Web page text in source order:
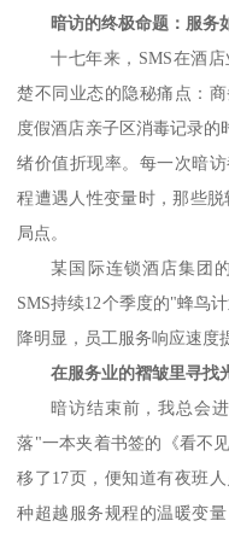
暗访的终极命题：服务
十七年来， SMS在酒
楚不同业态的隐秘痛点：
度假酒店亲子区消毒记录的
绪价值折现率。每一次暗
程遭遇人性变量时，那些脱
局点。
某国际连锁酒店集团
SMS持续12个季度的"蜂鸟计
降明显 ，员工服务响应速度
在服务业的褶皱里寻找
暗访结束前，我总会
落 "一本夹着书签的《看不
移了 17 页，便知道有夜班
种超越服务规程的温暖变